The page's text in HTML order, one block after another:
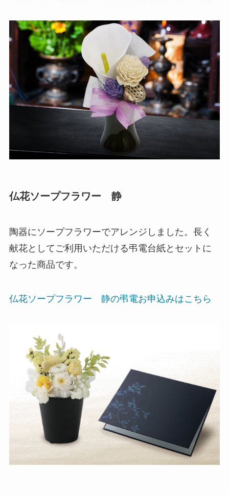
ブライダル特集
思いやり電報
花と電報で帰省しよう
よくご利用いただく弔電
お線香・ローソク付き弔電
弔電の送り方
電報活用術
お客様の声
仏花ソープフラワー 静
陶器にソープフラワーでアレンジしました。長く
献花としてご利用いただける弔電台紙とセットに
なった商品です。
仏花ソープフラワー 静の弔電お申込みはこちら